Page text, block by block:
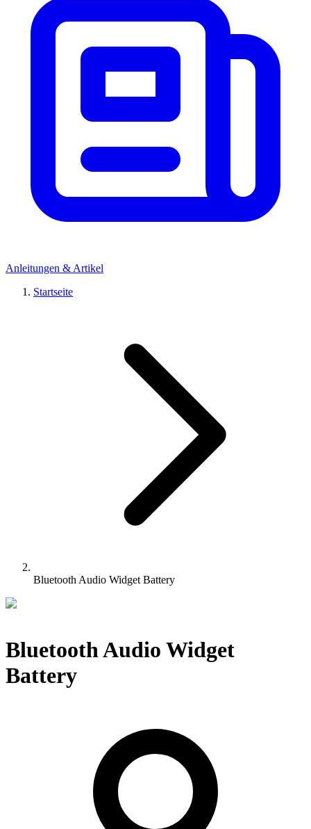
Anleitungen & Artikel
Startseite
Bluetooth Audio Widget Battery
Bluetooth Audio Widget
Battery